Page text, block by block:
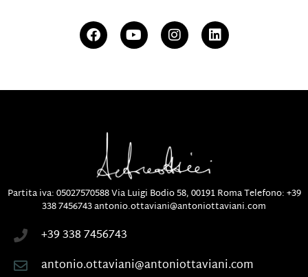
Partita iva: 05027570588Via Luigi Bodio 58, 00191 RomaTelefono:+39
338 7456743antonio.ottaviani@antoniottaviani.com
+39 338 7456743
antonio.ottaviani@antoniottaviani.com